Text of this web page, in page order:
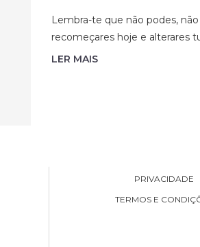
Lembra-te que não podes,
recomeçares hoje e alterares
LER MAIS
PRIVACIDADE
TERMOS E